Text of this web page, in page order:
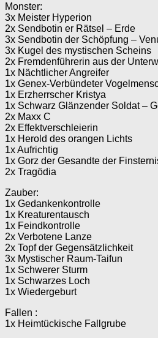
Monster:
3x Meister Hyperion
2x Sendbotin er Rätsel – Erde
3x Sendbotin der Schöpfung –
3x Kugel des mystischen Scheins
2x Fremdenführerin aus der
1x Nächtlicher Angreifer
1x Genex-Verbündeter
1x Erzherrscher Kristya
1x Schwarz Glänzender Soldat –
2x Maxx C
2x Effektverschleierin
1x Herold des orangen Lichts
1x Aufrichtig
1x Gorz der Gesandte der
2x Tragödia
Zauber:
1x Gedankenkontrolle
1x Kreaturentausch
1x Feindkontrolle
2x Verbotene Lanze
2x Topf der Gegensätzlichkeit
3x Mystischer Raum-Taifun
1x Schwerer Sturm
1x Schwarzes Loch
1x Wiedergeburt
Fallen :
1x Heimtückische Fallgrube